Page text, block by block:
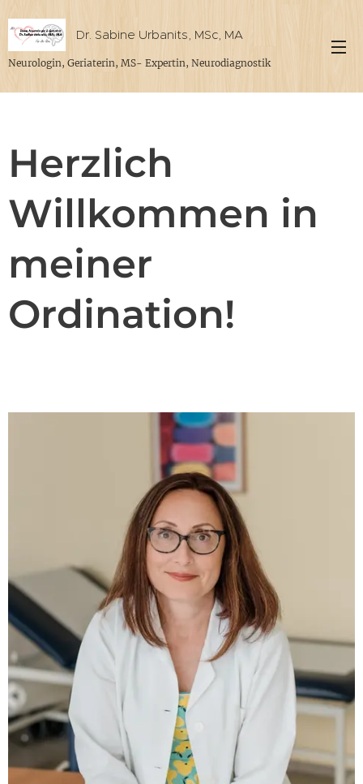
Dr. Sabine Urbanits, MSc, MA
Neurologin, Geriaterin, MS- Expertin, Neurodiagnostik
Herzlich
Willkommen in
meiner
Ordination!